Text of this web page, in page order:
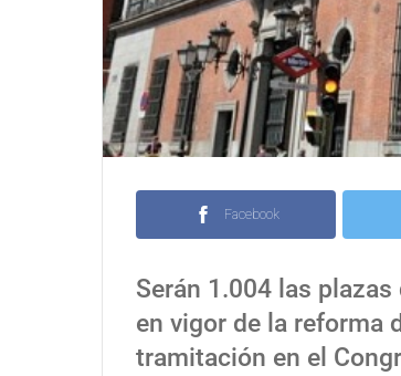
Facebook
Serán 1.004 las
en vigor de la reforma
tramitación en el